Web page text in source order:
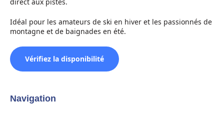
Idéal pour les amateurs de ski en hiver et les passionnés de
montagne et de baignades en été.
Vérifiez la disponibilité
Navigation